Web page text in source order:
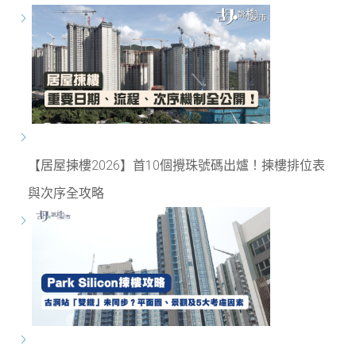
【居屋揀樓2026】首10個攪珠號碼出爐！揀樓排位表
與次序全攻略